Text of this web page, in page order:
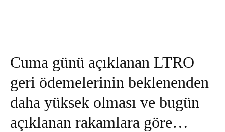
Cuma günü açıklanan LTRO
geri ödemelerinin beklenenden
daha yüksek olması ve bugün
açıklanan rakamlara göre…